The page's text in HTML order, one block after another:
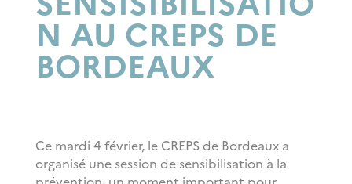
N AU CREPS DE
BORDEAUX
Ce mardi 4 février, le CREPS de Bordeaux a
organisé une session de sensibilisation à la